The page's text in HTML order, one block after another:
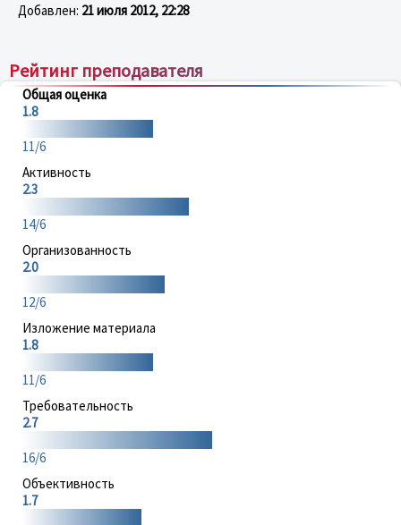
Добавлен: 21 июля 2012, 22:28
Рейтинг преподавателя
Общая оценка
1.8
11/6
Активность
2.3
14/6
Организованность
2.0
12/6
Изложение материала
1.8
11/6
Требовательность
2.7
16/6
Объективность
1.7